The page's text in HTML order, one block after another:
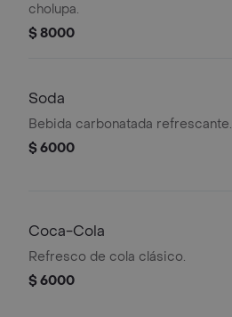
cholupa.
$ 8000
Soda
Bebida carbonatada refrescante.
$ 6000
Coca-Cola
Refresco de cola clásico.
$ 6000